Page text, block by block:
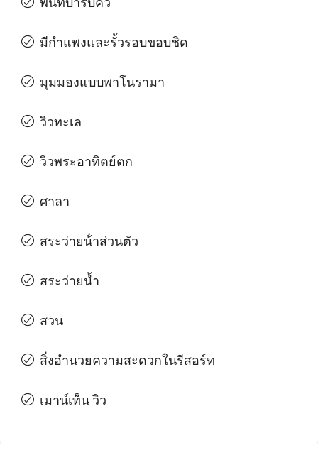
มีกําแพงและรั้วรอบขอบชิด
มุมมองแบบพาโนรามา
วิวทะเล
วิวพระอาทิตย์ตก
ศาลา
สระว่ายน้ําส่วนตัว
สระว่ายน้ำ
สวน
สิ่งอํานวยความสะดวกในรีสอร์ท
เมาน์เท็น วิว